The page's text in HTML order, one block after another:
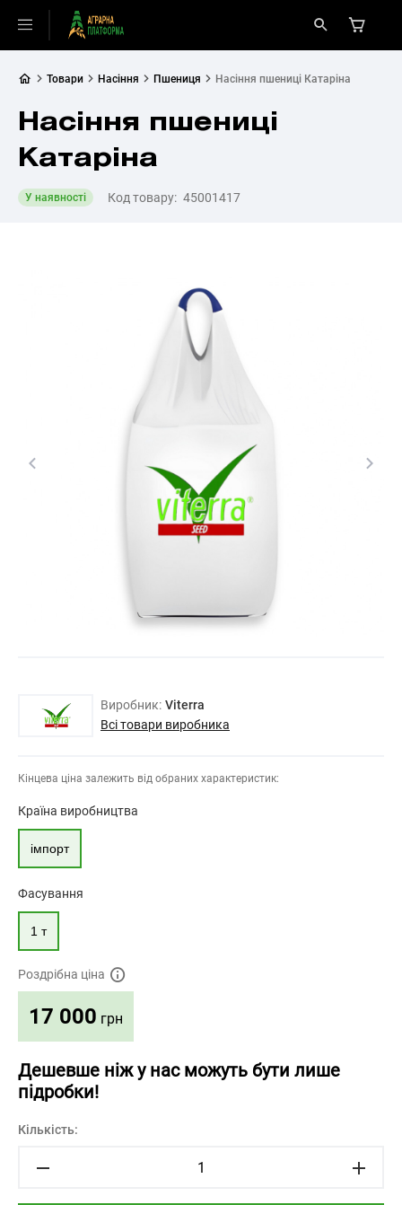
Товари Насіння Пшениця Насіння пшениці Катаріна
Насіння пшениці
Катаріна
У наявності Код товару: 45001417
Виробник: Viterra
Всі товари виробника
Кінцева ціна залежить від обраних характеристик:
Країна виробництва
імпорт
Фасування
1 т
Роздрібна ціна
17 000 грн
Дешевше ніж у нас можуть бути лише
підробки!
Кількість: